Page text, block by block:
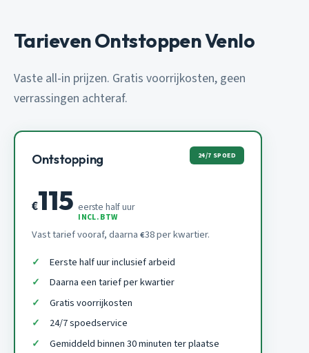
Tarieven Ontstoppen Venlo
Vaste all-in prijzen. Gratis voorrijkosten, geen
verrassingen achteraf.
Ontstopping 24/7 SPOED
€115 eerste half uur
INCL. BTW
Vast tarief vooraf, daarna €38 per kwartier.
Eerste half uur inclusief arbeid
Daarna een tarief per kwartier
Gratis voorrijkosten
24/7 spoedservice
Gemiddeld binnen 30 minuten ter plaatse